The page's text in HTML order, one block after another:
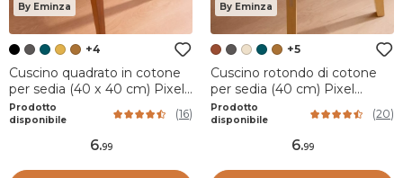
By Eminza
+4
Cuscino quadrato in cotone
per sedia (40 x 40 cm) Pixel
Nero
Prodotto
disponibile
(16)
6.99
By Eminza
+5
Cuscino rotondo di cotone
per sedia (40 cm) Pixel
Terracotta
Prodotto
disponibile
(20)
6.99